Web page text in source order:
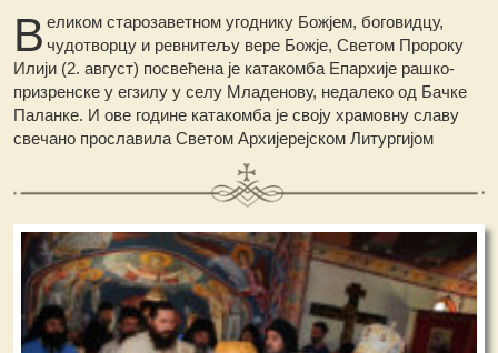
В еликом старозаветном угоднику Божјем, боговидцу,
чудотворцу и ревнитељу вере Божје, Светом Пророку
Илији (2. август) посвећена је катакомба Епархије рашко-
призренске у егзилу у селу Младенову, недалеко од Бачке
Паланке. И ове године катакомба је своју храмовну славу
свечано прославила Светом Архијерејском Литургијом